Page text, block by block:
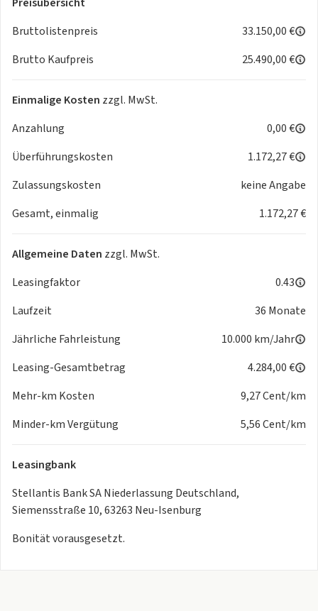
- ABS
- Seitenairbags
- Bordcomputer
- Servolenkung
- Lichtsensor
- Lederlenkrad
- elektr. Parkbremse
- Reifendruckkontrolle
- Sonnenschutzverglasung
- Wegfahrsperre
- Traktionskontrolle
Alle Angaben ohne Gewähr. Zwischenverkauf vorbehalten.
- maßgeschneiderte Finanzierung oder Versicherung: Wir
sind gern Ihr Partner! Details und Ausstattung dienen zur
- alle weieren Fahrzeugbezogenen Daten erhalten Sie von
Bruttolistenpreis
33.150,00 €
Brutto Kaufpreis
25.490,00 €
Einmalige Kosten zzgl. MwSt.
Anzahlung
0,00 €
Überführungskosten
1.172,27 €
Zulassungskosten
keine Angabe
Gesamt, einmalig
1.172,27 €
Allgemeine Daten zzgl. MwSt.
Leasingfaktor
0.43
Laufzeit
36 Monate
Jährliche Fahrleistung
10.000 km/Jahr
Leasing-Gesamtbetrag
4.284,00 €
Mehr-km Kosten
9,27 Cent/km
Minder-km Vergütung
5,56 Cent/km
Leasingbank
Stellantis Bank SA Niederlassung Deutschland,
Siemensstraße 10, 63263 Neu-Isenburg
Bonität vorausgesetzt.